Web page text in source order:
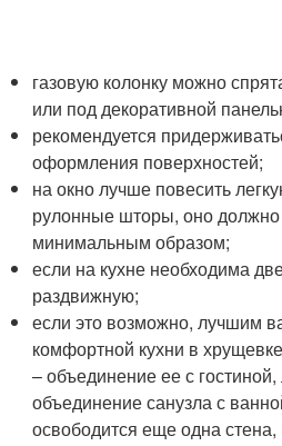
газовую колонку можно
или под декоративной
рекомендуется
оформления поверхностей;
на окно лучше повесить
рулонные шторы, оно
минимальным образом;
если на кухне необходима
раздвижную;
если это возможно, лучшим
комфортной кухни в
– объединение ее с
объединение санузла с
освободится еще одна стена,